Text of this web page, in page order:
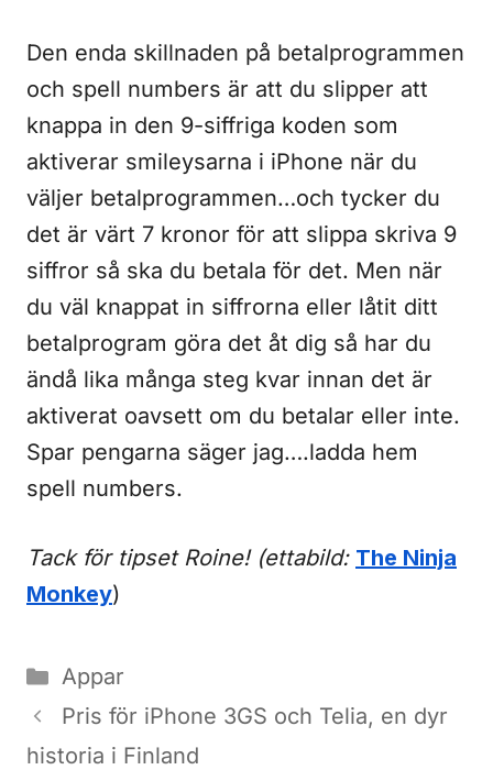
Den enda skillnaden på betalprogrammen
och spell numbers är att du slipper att
knappa in den 9-siffriga koden som
aktiverar smileysarna i iPhone när du
väljer betalprogrammen…och tycker du
det är värt 7 kronor för att slippa skriva 9
siffror så ska du betala för det. Men när
du väl knappat in siffrorna eller låtit ditt
betalprogram göra det åt dig så har du
ändå lika många steg kvar innan det är
aktiverat oavsett om du betalar eller inte.
Spar pengarna säger jag….ladda hem
spell numbers.
Tack för tipset Roine! (ettabild: The Ninja
Monkey)
Kategorier
Appar
Pris för iPhone 3GS och Telia, en dyr
historia i Finland